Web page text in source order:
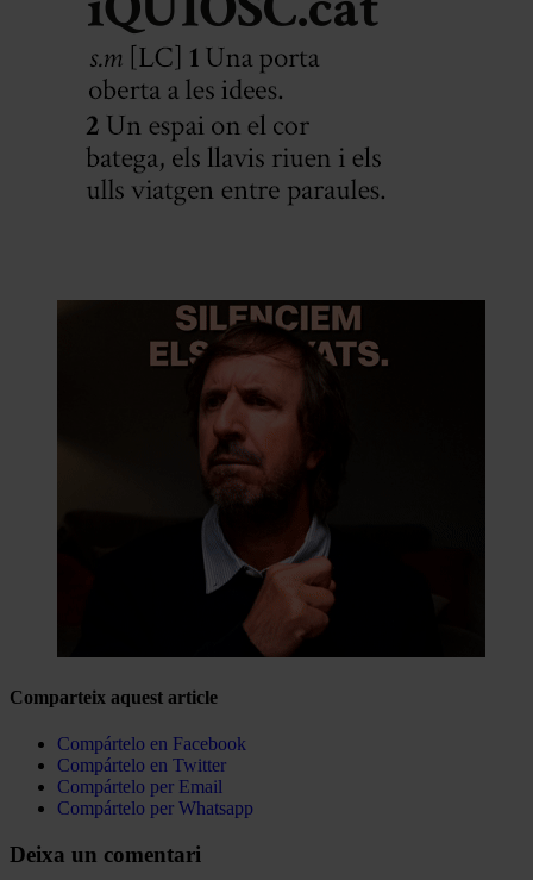
Comparteix aquest article
Compártelo en Facebook
Compártelo en Twitter
Compártelo per Email
Compártelo per Whatsapp
Deixa un comentari